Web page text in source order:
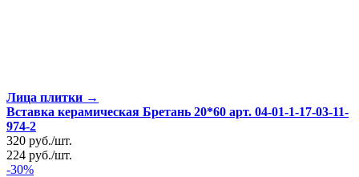
Лица плитки →
Вставка керамическая Бретань 20*60 арт. 04-01-1-17-03-11-
974-2
320 руб./шт.
224 руб./шт.
-30%